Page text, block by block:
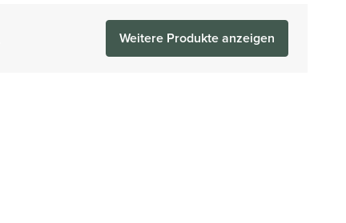
Weitere Produkte anzeigen